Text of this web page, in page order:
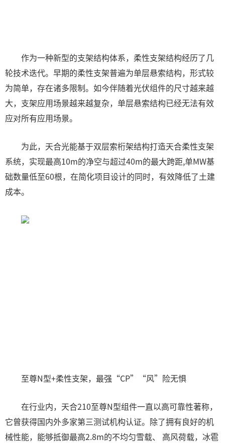
作为一种新型的支架结构体系，柔性支架结构经历了几
轮技术迭代。早期的柔性支架普遍为单层悬索结构，形式较
为简单，存在诸多限制。如今伴随着光伏组件的尺寸越来越
大，支架应用场景越来越复杂，单层悬索结构已经无法有效
应对所有应用场景。
为此，天合光能基于双层索桁架结构打造天合柔性支架
系统，实现最高10m的净空与超过40m的最大跨距,单MW基
础数量低至60根，在简化项目设计的同时，有效降低了土建
成本。
至尊N型+柔性支架，最强“CP”“风”险无惧
在行业内，天合210至尊N型组件一直以高可靠性著称，
它曾获得国内外多家第三测试机构认证。除了拥有良好的机
械性能，能够抵御最高2.8m的不均匀雪载、 高风荷载，冰雹